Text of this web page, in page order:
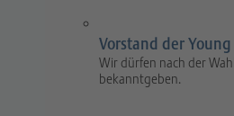
Vorstand der
Wir dürfen nach der
bekanntgeben.